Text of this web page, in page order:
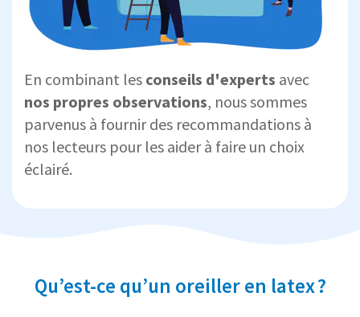
En combinant les conseils d'experts avec
nos propres observations, nous sommes
parvenus à fournir des recommandations à
nos lecteurs pour les aider à faire un choix
éclairé.
Qu’est-ce qu’un oreiller en latex ?